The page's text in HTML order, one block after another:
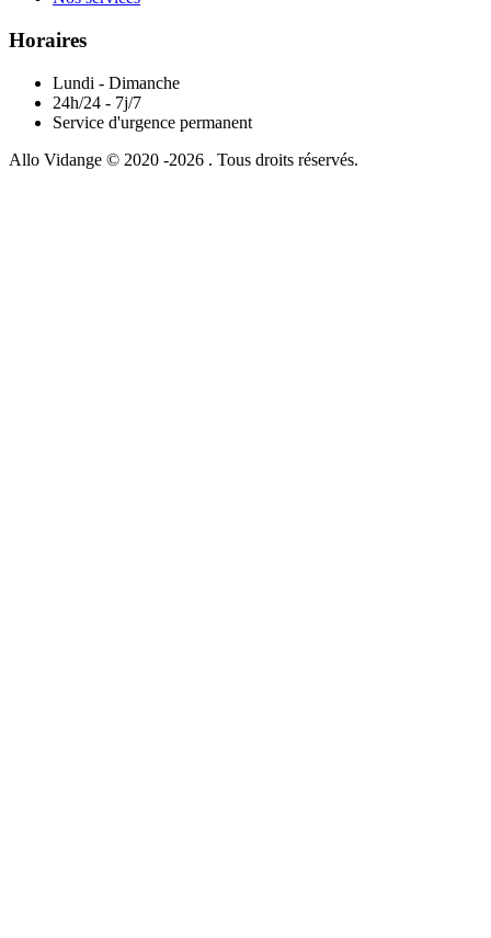
Horaires
Lundi - Dimanche
24h/24 - 7j/7
Service d'urgence permanent
Allo Vidange © 2020 -2026 . Tous droits réservés.